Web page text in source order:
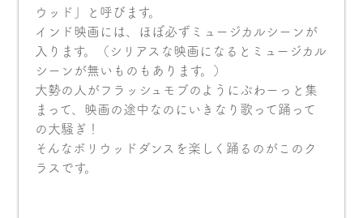
ウッド」と呼びます。
インド映画には、ほぼ必ずミュージカルシーンが
入ります。（シリアスな映画になるとミュージカル
シーンが無いものもあります。）
大勢の人がフラッシュモブのようにぶわーっと集
まって、映画の途中なのにいきなり歌って踊って
の大騒ぎ！
そんなボリウッドダンスを楽しく踊るのがこのク
ラスです。